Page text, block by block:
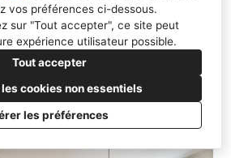
vos préférences ci-dessous.
sur "Tout accepter", ce site peut
expérience utilisateur possible.
Tout accepter
cookies non essentiels
les préférences